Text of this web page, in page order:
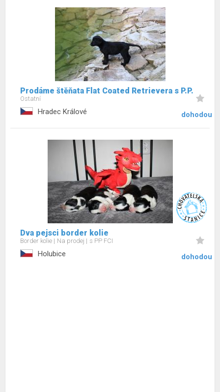
Prodáme štěňata Flat Coated Retrievera s P.P.
Ostatní
Hradec Králové dohodou
Dva pejsci border kolie
Border kolie Na prodej s PP FCI
Holubice dohodou